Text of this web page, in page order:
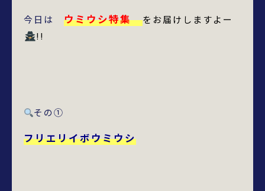
今日は ウミウシ特集をお届けしますよー
!!
その①
フリエリイボウミウシ